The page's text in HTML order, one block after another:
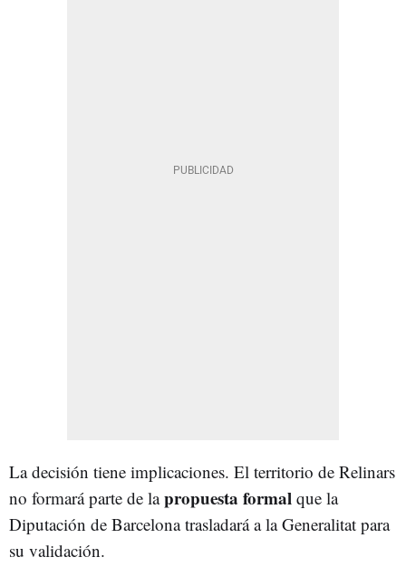
La decisión tiene implicaciones. El territorio de Relinars
no formará parte de lapropuesta formal que la
Diputación de Barcelona trasladará a la Generalitat para
su validación.